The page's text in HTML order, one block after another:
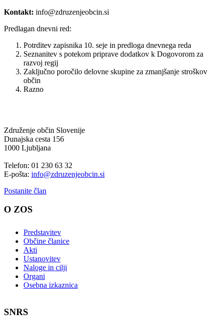
Kontakt: info@zdruzenjeobcin.si
Predlagan dnevni red:
Potrditev zapisnika 10. seje in predloga dnevnega reda
Seznanitev s potekom priprave dodatkov k Dogovorom za
razvoj regij
Zaključno poročilo delovne skupine za zmanjšanje stroškov
občin
Razno
Združenje občin Slovenije
Dunajska cesta 156
1000 Ljubljana
Telefon: 01 230 63 32
E-pošta: info@zdruzenjeobcin.si
Postanite član
O ZOS
Predstavitev
Občine članice
Akti
Ustanovitev
Naloge in cilji
Organi
Osebna izkaznica
SNRS